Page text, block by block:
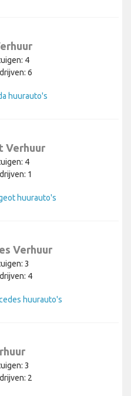
4
6
huurauto's
Verhuur
4
1
huurauto's
Verhuur
3
4
huurauto's
3
2